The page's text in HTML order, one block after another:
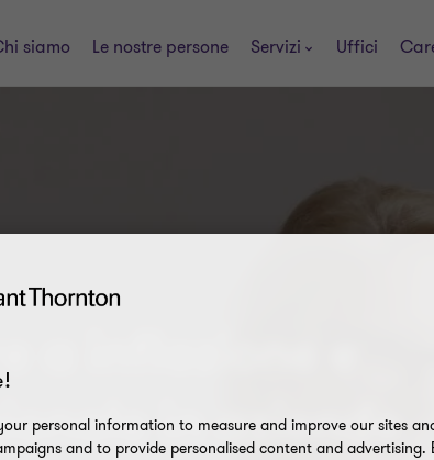
siamo Le nostre persone Servizi Uffici
a inflazione e
in aziende
personal information to measure and improve our sites
and to provide personalised content and